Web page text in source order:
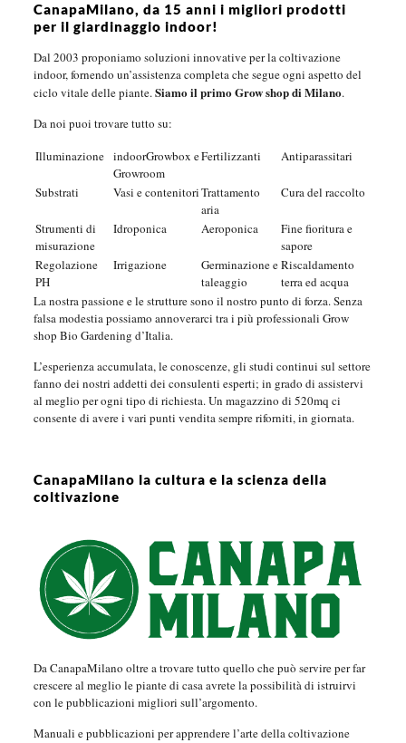
CanapaMilano, da 15 anni i migliori prodotti
per il giardinaggio indoor!
Dal 2003 proponiamo soluzioni innovative per la coltivazione
indoor, fornendo un’assistenza completa che segue ogni aspetto del
ciclo vitale delle piante.Siamo il primo Grow shop di Milano.
Da noi puoi trovare tutto su:
Illuminazione indoorGrowbox e
Growroom
Fertilizzanti Antiparassitari
Substrati Vasi e contenitoriTrattamento
aria
Cura del raccolto
Strumenti di
misurazione
Idroponica Aeroponica
Fine fioritura e
sapore
Regolazione
PH
Irrigazione
Germinazione e
taleaggio
Riscaldamento
terra ed acqua
La nostra passione e le strutture sono il nostro punto di forza. Senza
falsa modestia possiamo annoverarci tra i più professionali Grow
shop Bio Gardening d’Italia.
L’esperienza accumulata, le conoscenze, gli studi continui sul settore
fanno dei nostri addetti dei consulenti esperti; in grado di assistervi
al meglio per ogni tipo di richiesta. Un magazzino di 520mq ci
consente di avere i vari punti vendita sempre riforniti, in giornata.
CanapaMilano la cultura e la scienza della
coltivazione
Da CanapaMilano oltre a trovare tutto quello che può servire per far
crescere al meglio le piante di casa avrete la possibilità di istruirvi
con le pubblicazioni migliori sull’argomento.
Manuali e pubblicazioni per apprendere l’arte della coltivazione